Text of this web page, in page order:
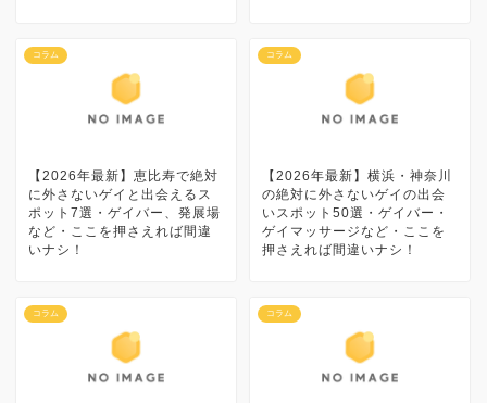
コラム
【2026年最新】恵比寿で絶対
に外さないゲイと出会えるス
ポット7選・ゲイバー、発展場
など・ここを押さえれば間違
いナシ！
コラム
【2026年最新】横浜・神奈川
の絶対に外さないゲイの出会
いスポット50選・ゲイバー・
ゲイマッサージなど・ここを
押さえれば間違いナシ！
コラム コラム